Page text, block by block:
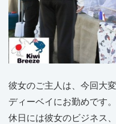
彼女のご主人は、今回大
ディーベイにお勤めです。
休日には彼女のビジネス